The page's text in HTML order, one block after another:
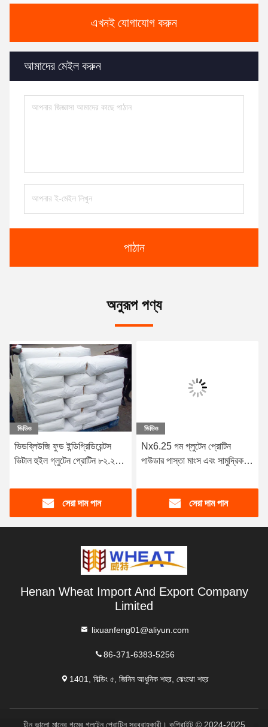
এখনই যোগাযোগ করুন
আমাদের মেইল করুন
পাঠান
অনুরূপ পণ্য
ভিডিও
ভিডব্লিউজি ফুড ইন্ডিগ্রিডিয়েন্টস
ভিটাল হুইল গ্লুটেন প্রোটিন ৮২.২%
সেরা দাম পান
ভিডিও
Nx6.25 গম গ্লুটেন প্রোটিন
পাউডার পাস্তা মাংস এবং সামুদ্রিক
সেরা দাম পান
Henan Wheat Import And Export Company
Limited
lixuanfeng01@aliyun.com
86-371-6383-5256
1401, বিল্ডিং ৫, জিনিন আধুনিক শহর, ঝেংঝো শহর
চীন ভালো মানের গমের গ্লুটেন প্রোটিন সরবরাহকারী। কপিরাইট © 2024-2025